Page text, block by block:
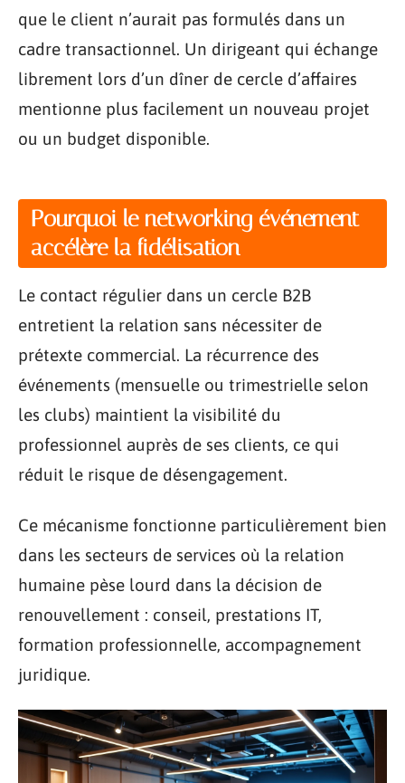
que le client n’aurait pas formulés dans un
cadre transactionnel. Un dirigeant qui échange
librement lors d’un dîner de cercle d’affaires
mentionne plus facilement un nouveau projet
ou un budget disponible.
Pourquoi le networking événement
accélère la fidélisation
Le contact régulier dans un cercle B2B
entretient la relation sans nécessiter de
prétexte commercial. La récurrence des
événements (mensuelle ou trimestrielle selon
les clubs) maintient la visibilité du
professionnel auprès de ses clients, ce qui
réduit le risque de désengagement.
Ce mécanisme fonctionne particulièrement bien
dans les secteurs de services où la relation
humaine pèse lourd dans la décision de
renouvellement : conseil, prestations IT,
formation professionnelle, accompagnement
juridique.